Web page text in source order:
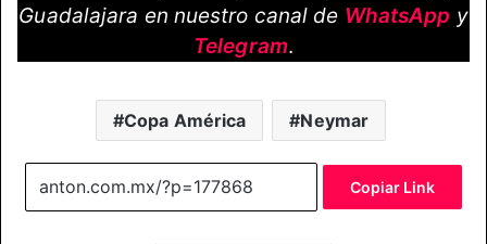
Guadalajara en nuestro canal de WhatsApp y
Telegram.
Copa América Neymar
Copiar Link